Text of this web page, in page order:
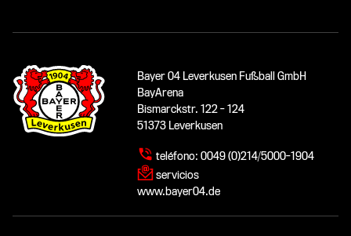
Bayer 04 Leverkusen Fußball GmbH
BayArena
Bismarckstr. 122 - 124
51373 Leverkusen
teléfono: 0049 (0)214/5000-1904
servicios
www.bayer04.de